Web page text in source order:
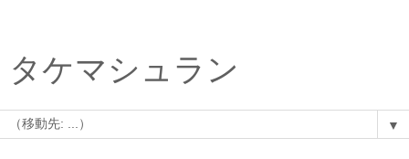
タケマシュラン
▼